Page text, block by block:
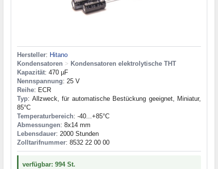
Hersteller: Hitano
Kondensatoren > Kondensatoren elektrolytische THT
Kapazität: 470 µF
Nennspannung: 25 V
Reihe: ECR
Typ: Allzweck, für automatische Bestückung geeignet, Miniatur,
85°C
Temperaturbereich: -40...+85°C
Abmessungen: 8x14 mm
Lebensdauer: 2000 Stunden
Zolltarifnummer: 8532 22 00 00
verfügbar: 994 St.